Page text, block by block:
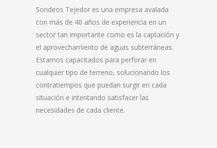
Sondeos Tejedor es una empresa avalada
con más de 40 años de experiencia en un
sector tan importante como es la captación y
el aprovechamiento de aguas subterráneas.
Estamos capacitados para perforar en
cualquier tipo de terreno, solucionando los
contratiempos que puedan surgir en cada
situación e intentando satisfacer las
necesidades de cada cliente.